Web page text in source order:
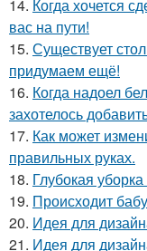
14. Когда хочется
вас на пути!
15. Существует
придумаем ещё!
16. Когда надоел
захотелось
17. Как может
правильных руках.
18. Глубокая
19. Происходит
20. Идея для
21. Идея для